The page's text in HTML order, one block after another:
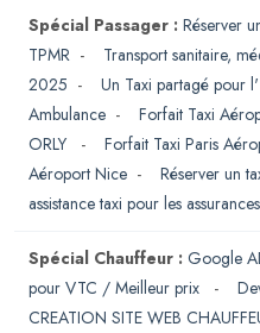
Spécial Passager : Réserver
TPMR - Transport sanitaire,
2025 - Un Taxi partagé pour
Ambulance - Forfait Taxi
ORLY
- Forfait Taxi Paris
Aéroport Nice - Réserver un
assistance taxi pour les assurances
Spécial Chauffeur : Google
pour VTC / Meilleur prix
-
CREATION SITE WEB